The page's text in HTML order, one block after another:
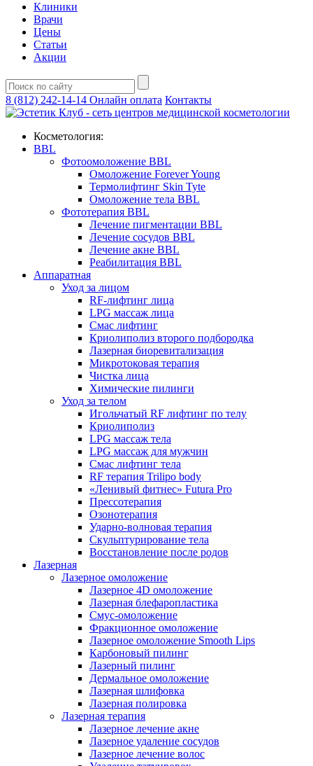
Клиники
Врачи
Цены
Статьи
Акции
8 (812) 242-14-14 Онлайн оплата Контакты
Косметология:
BBL
Фотоомоложение BBL
Омоложение Forever Young
Термолифтинг Skin Tyte
Омоложение тела BBL
Фототерапия BBL
Лечение пигментации BBL
Лечение сосудов BBL
Лечение акне BBL
Реабилитация BBL
Аппаратная
Уход за лицом
RF-лифтинг лица
LPG массаж лица
Смас лифтинг
Криолиполиз второго подбородка
Лазерная биоревитализация
Микротоковая терапия
Чистка лица
Химические пилинги
Уход за телом
Игольчатый RF лифтинг по телу
Криолиполиз
LPG массаж тела
LPG массаж для мужчин
Смас лифтинг тела
RF терапия Trilipo body
«Ленивый фитнес» Futura Pro
Прессотерапия
Озонотерапия
Ударно-волновая терапия
Скульптурирование тела
Восстановление после родов
Лазерная
Лазерное омоложение
Лазерное 4D омоложение
Лазерная блефаропластика
Смус-омоложение
Фракционное омоложение
Лазерное омоложение Smooth Lips
Карбоновый пилинг
Лазерный пилинг
Дермальное омоложение
Лазерная шлифовка
Лазерная полировка
Лазерная терапия
Лазерное лечение акне
Лазерное удаление сосудов
Лазерное лечение волос